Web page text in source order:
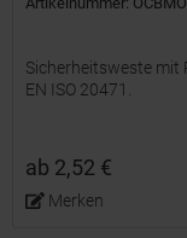
Sicherheitsweste mit
EN ISO 20471.
ab 2,52 €
Merken